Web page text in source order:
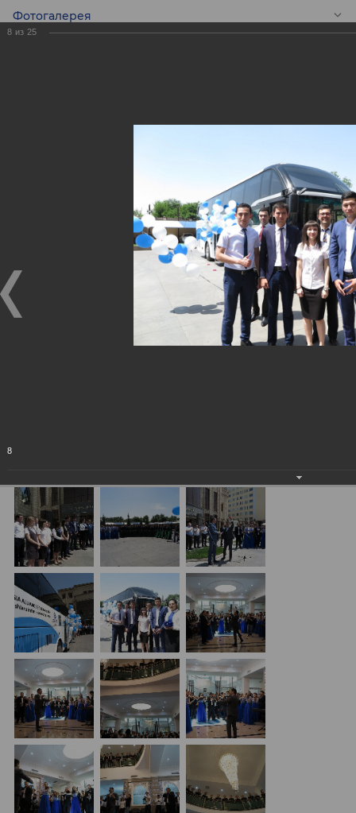
Фотогалерея
симфоническому
оркестру
Республики
Узбекистан!
Подарок Молодежному симфоническому оркестру
8 из 25
8